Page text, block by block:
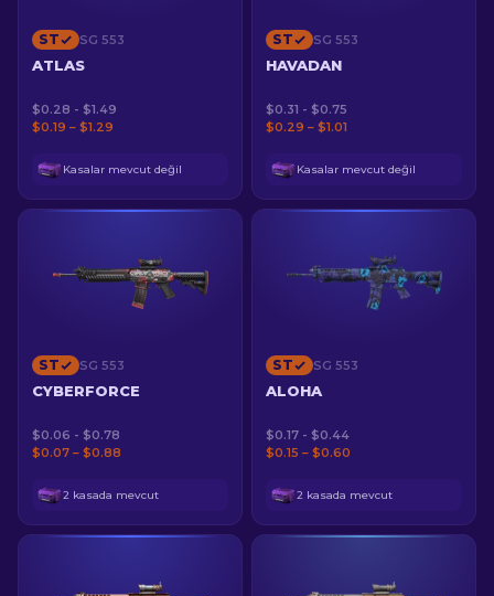
ST SG 553
ATLAS
$0.28 - $1.49
$0.19 – $1.29
Kasalar mevcut değil
ST SG 553
HAVADAN
$0.31 - $0.75
$0.29 – $1.01
Kasalar mevcut değil
ST SG 553
CYBERFORCE
$0.06 - $0.78
$0.07 – $0.88
2 kasada mevcut
ST SG 553
ALOHA
$0.17 - $0.44
$0.15 – $0.60
2 kasada mevcut